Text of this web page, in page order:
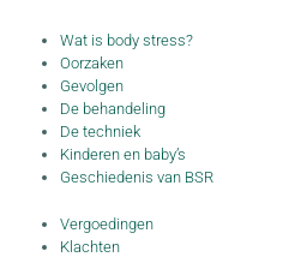
Wat is body stress?
Oorzaken
Gevolgen
De behandeling
De techniek
Kinderen en baby’s
Geschiedenis van BSR
Vergoedingen
Klachten